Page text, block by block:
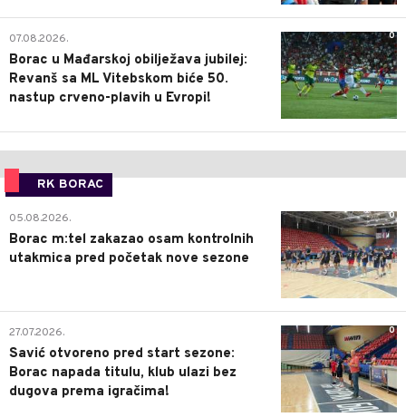
0
07.08.2026.
Borac u Mađarskoj obilježava jubilej:
Revanš sa ML Vitebskom biće 50.
nastup crveno-plavih u Evropi!
RK BORAC
0
05.08.2026.
Borac m:tel zakazao osam kontrolnih
utakmica pred početak nove sezone
0
27.07.2026.
Savić otvoreno pred start sezone:
Borac napada titulu, klub ulazi bez
dugova prema igračima!